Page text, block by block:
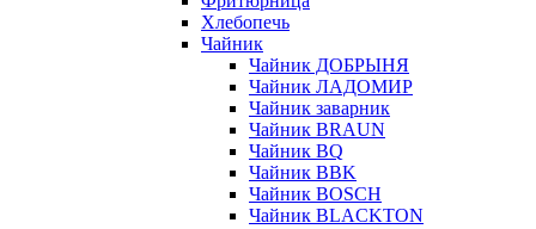
Хлебопечь
Чайник
Чайник ДОБРЫНЯ
Чайник ЛАДОМИР
Чайник заварник
Чайник BRAUN
Чайник BQ
Чайник BBK
Чайник BOSCH
Чайник BLACKTON